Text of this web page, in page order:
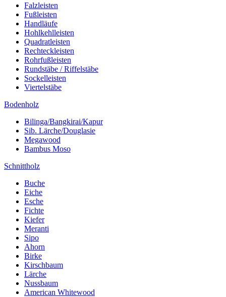
Falzleisten
Fußleisten
Handläufe
Hohlkehlleisten
Quadratleisten
Rechteckleisten
Rohrfußleisten
Rundstäbe / Riffelstäbe
Sockelleisten
Viertelstäbe
Bodenholz
Bilinga/Bangkirai/Kapur
Sib. Lärche/Douglasie
Megawood
Bambus Moso
Schnittholz
Buche
Eiche
Esche
Fichte
Kiefer
Meranti
Sipo
Ahorn
Birke
Kirschbaum
Lärche
Nussbaum
American Whitewood